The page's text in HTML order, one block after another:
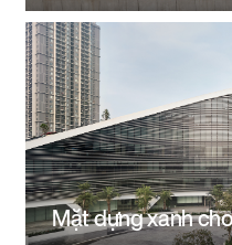
Mặt dựng xanh